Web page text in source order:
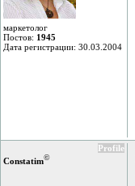
маркетолог
Постов: 1945
Дата регистрации: 30.03.2004
Profile
Constatim©